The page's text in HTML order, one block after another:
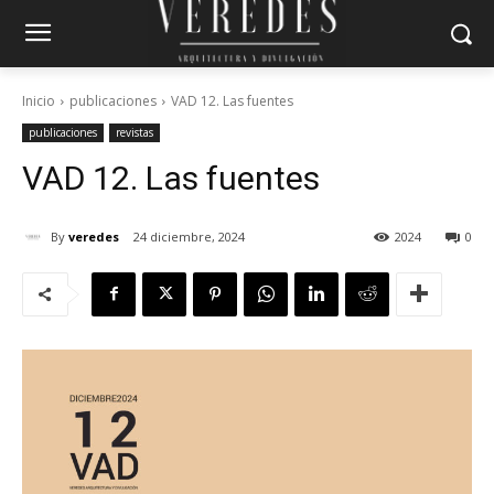
Inicio publicaciones VAD 12. Las fuentes
publicaciones revistas
VAD 12. Las fuentes
By veredes 24 diciembre, 2024 0
2024